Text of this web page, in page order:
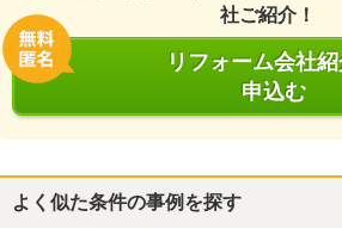
社ご紹介！
リフォーム会社
申込む
よく似た条件の事例を探す